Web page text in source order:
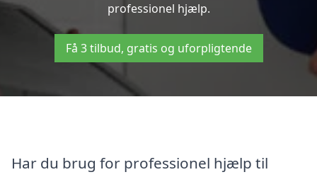
professionel hjælp.
Få 3 tilbud, gratis og uforpligtende
Har du brug for professionel hjælp til